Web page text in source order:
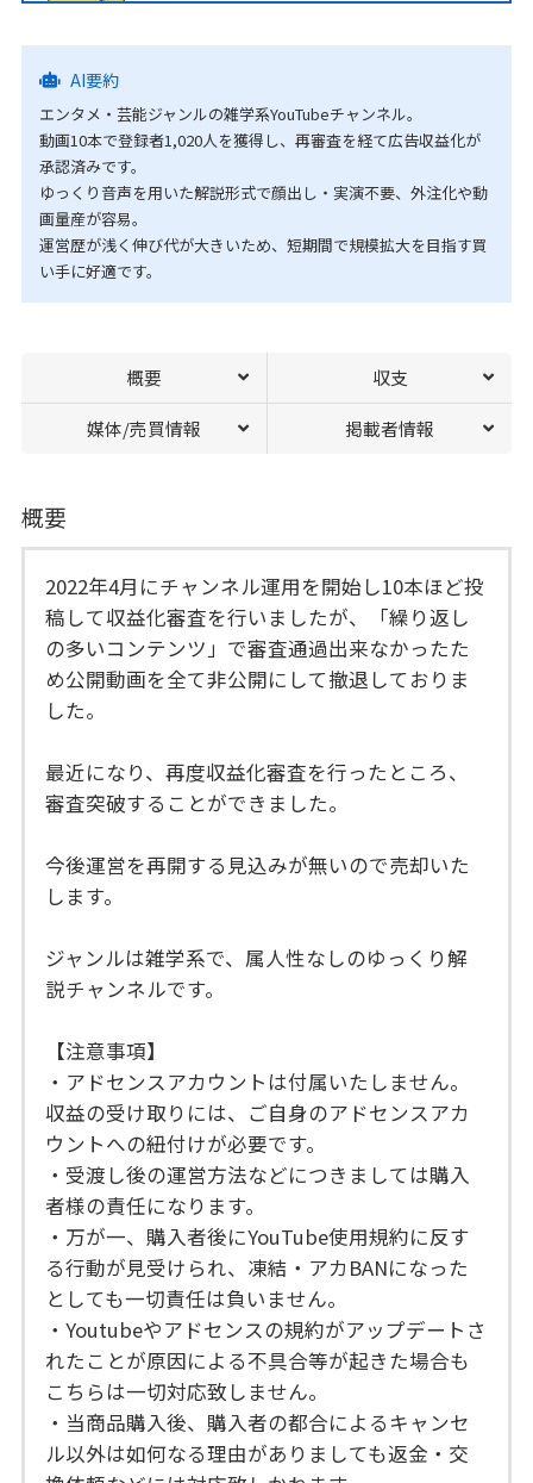
AI要約
エンタメ・芸能ジャンルの雑学系YouTubeチャンネル。
動画10本で登録者1,020人を獲得し、再審査を経て広告収益化が
承認済みです。
ゆっくり音声を用いた解説形式で顔出し・実演不要、外注化や動
画量産が容易。
運営歴が浅く伸び代が大きいため、短期間で規模拡大を目指す買
い手に好適です。
概要 収支
媒体/売買情報 掲載者情報
概要
2022年4月にチャンネル運用を開始し10本ほど投
稿して収益化審査を行いましたが、「繰り返し
の多いコンテンツ」で審査通過出来なかったた
め公開動画を全て非公開にして撤退しておりま
した。
最近になり、再度収益化審査を行ったところ、
審査突破することができました。
今後運営を再開する見込みが無いので売却いた
します。
ジャンルは雑学系で、属人性なしのゆっくり解
説チャンネルです。
【注意事項】
・アドセンスアカウントは付属いたしません。
収益の受け取りには、ご自身のアドセンスアカ
ウントへの紐付けが必要です。
・受渡し後の運営方法などにつきましては購入
者様の責任になります。
・万が一、購入者後にYouTube使用規約に反す
る行動が見受けられ、凍結・アカBANになった
としても一切責任は負いません。
・Youtubeやアドセンスの規約がアップデートさ
れたことが原因による不具合等が起きた場合も
こちらは一切対応致しません。
・当商品購入後、購入者の都合によるキャンセ
ル以外は如何なる理由がありましても返金・交